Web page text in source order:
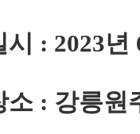
시 : 2023년
소 : 강릉원